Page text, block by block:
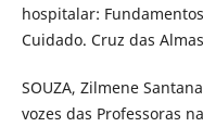
hospitalar:
Cuidado. Cruz das
SOUZA, Zilmene
vozes das Professoras